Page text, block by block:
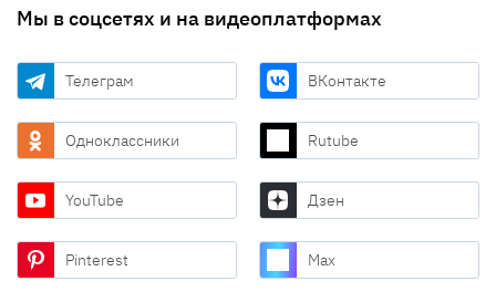
Мы в соцсетях и на видеоплатформах
Телеграм ВКонтакте
Одноклассники Rutube
YouTube Дзен
Pinterest Max